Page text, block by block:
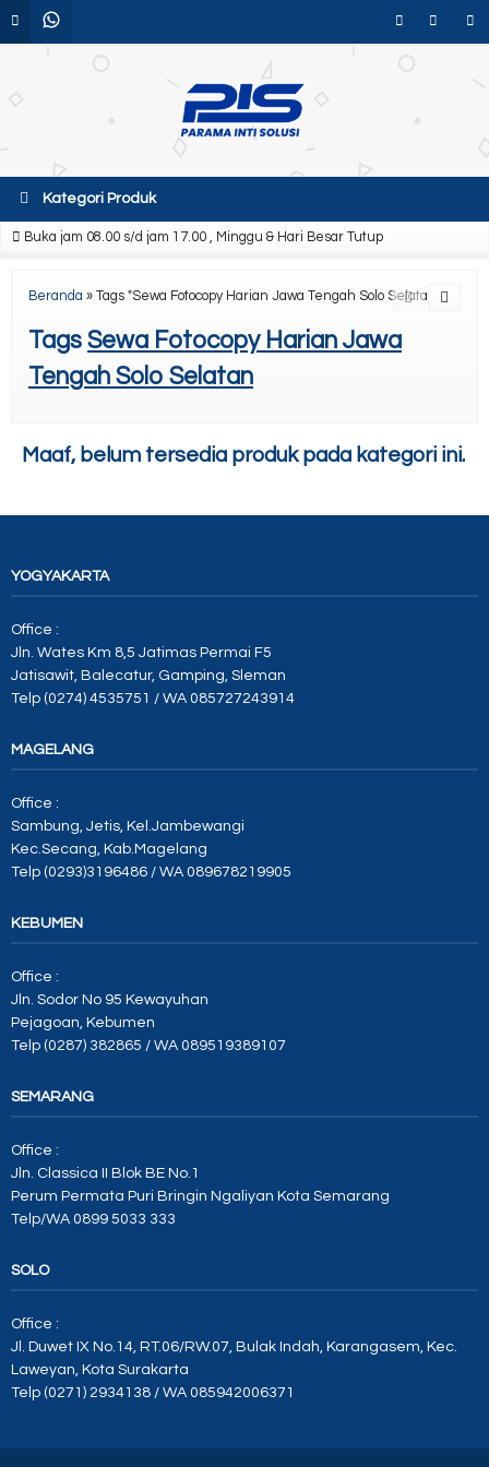
Kategori Produk
Buka jam 08.00 s/d jam 17.00 , Minggu & Hari Besar Tutup
Beranda » Tags "Sewa Fotocopy Harian Jawa Tengah Solo Selatan"
Tags Sewa Fotocopy Harian Jawa
Tengah Solo Selatan
Maaf, belum tersedia produk pada kategori ini.
YOGYAKARTA
Office :
Jln. Wates Km 8,5 Jatimas Permai F5
Jatisawit, Balecatur, Gamping, Sleman
Telp (0274) 4535751 / WA 085727243914
MAGELANG
Office :
Sambung, Jetis, Kel.Jambewangi
Kec.Secang, Kab.Magelang
Telp (0293)3196486 / WA 089678219905
KEBUMEN
Office :
Jln. Sodor No 95 Kewayuhan
Pejagoan, Kebumen
Telp (0287) 382865 / WA 089519389107
SEMARANG
Office :
Jln. Classica II Blok BE No.1
Perum Permata Puri Bringin Ngaliyan Kota Semarang
Telp/WA 0899 5033 333
SOLO
Office :
Jl. Duwet IX No.14, RT.06/RW.07, Bulak Indah, Karangasem, Kec.
Laweyan, Kota Surakarta
Telp (0271) 2934138 / WA 085942006371